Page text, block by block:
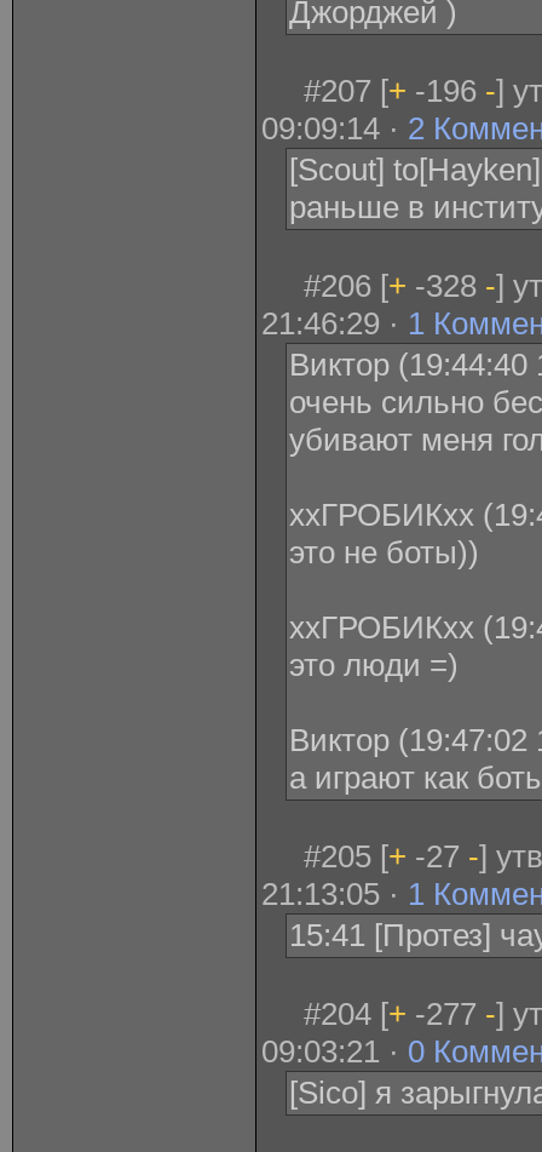
Джорджей )
#207 [+ -196 -]
09:09:14 · 2
[Scout]
раньше в
#206 [+ -328 -]
21:46:29 · 1
Виктор (19:44:40
очень сильно
убивают меня
ххГРОБИКхх
это не боты))
ххГРОБИКхх
это люди =)
Виктор (19:47:02
а играют как
#205 [+ -27 -]
21:13:05 · 1
15:41 [Протез]
#204 [+ -277 -]
09:03:21 · 0
[Sico] я